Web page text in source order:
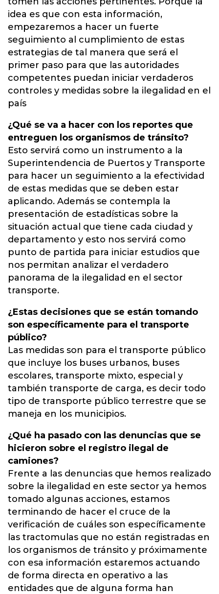
idea es que con esta información,
empezaremos a hacer un fuerte
seguimiento al cumplimiento de estas
estrategias de tal manera que será el
primer paso para que las autoridades
competentes puedan iniciar verdaderos
controles y medidas sobre la ilegalidad en el
país
¿Qué se va a hacer con los reportes que
entreguen los organismos de tránsito?
Esto servirá como un instrumento a la
Superintendencia de Puertos y Transporte
para hacer un seguimiento a la efectividad
de estas medidas que se deben estar
aplicando. Además se contempla la
presentación de estadísticas sobre la
situación actual que tiene cada ciudad y
departamento y esto nos servirá como
punto de partida para iniciar estudios que
nos permitan analizar el verdadero
panorama de la ilegalidad en el sector
transporte.
¿Estas decisiones que se están tomando
son específicamente para el transporte
público?
Las medidas son para el transporte público
que incluye los buses urbanos, buses
escolares, transporte mixto, especial y
también transporte de carga, es decir todo
tipo de transporte público terrestre que se
maneja en los municipios.
¿Qué ha pasado con las denuncias que se
hicieron sobre el registro ilegal de
camiones?
Frente a las denuncias que hemos realizado
sobre la ilegalidad en este sector ya hemos
tomado algunas acciones, estamos
terminando de hacer el cruce de la
verificación de cuáles son específicamente
las tractomulas que no están registradas en
los organismos de tránsito y próximamente
con esa información estaremos actuando
de forma directa en operativo a las
entidades que de alguna forma han